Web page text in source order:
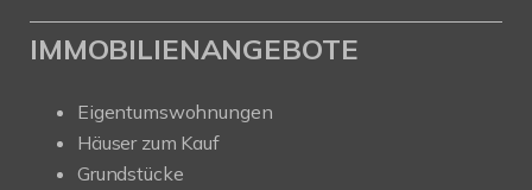
IMMOBILIENANGEBOTE
Eigentumswohnungen
Häuser zum Kauf
Grundstücke